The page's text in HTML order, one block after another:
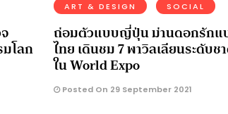
โลก
ART & DESIGN SOCIAL
ถ่อมตัวแบบญี่ปุ่น ม่านดอกรักแ
ไทย เดินชม 7 พาวิลเลียนระดับช
ใน World Expo
Posted On 29 September 2021